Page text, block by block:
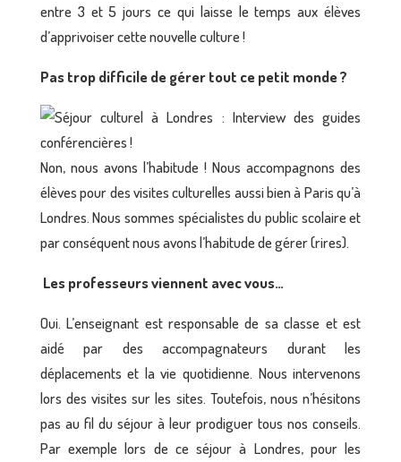
entre 3 et 5 jours ce qui laisse le temps aux élèves
d’apprivoiser cette nouvelle culture !
Pas trop difficile de gérer tout ce petit monde ?
Non, nous avons l’habitude ! Nous accompagnons des
élèves pour des visites culturelles aussi bien à Paris qu’à
Londres. Nous sommes spécialistes du public scolaire et
par conséquent nous avons l’habitude de gérer (rires).
Les professeurs viennent avec vous…
Oui. L’enseignant est responsable de sa classe et est
aidé par des accompagnateurs durant les
déplacements et la vie quotidienne. Nous intervenons
lors des visites sur les sites. Toutefois, nous n’hésitons
pas au fil du séjour à leur prodiguer tous nos conseils.
Par exemple lors de ce séjour à Londres, pour les